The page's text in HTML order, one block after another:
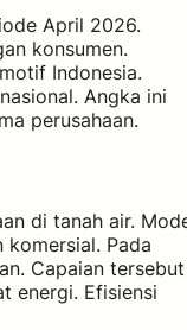
April 2026.
konsumen.
Indonesia.
Angka ini
perusahaan.
di tanah air.
komersial. Pada
Capaian tersebut
energi. Efisiensi